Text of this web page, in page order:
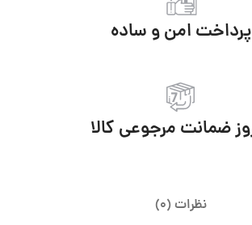
پرداخت امن و ساده
نظرات (0)